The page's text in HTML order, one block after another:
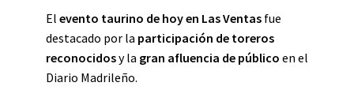
El evento taurino de hoy en Las Ventas fue
destacado por la participación de toreros
reconocidosy la gran afluencia de público en el
Diario Madrileño.